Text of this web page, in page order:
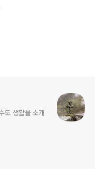
도 생활을 소개